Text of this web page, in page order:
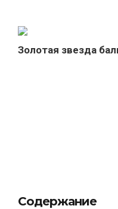
Золотая звезда
Содержание